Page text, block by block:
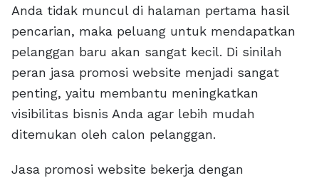
Anda tidak muncul di halaman pertama hasil
pencarian, maka peluang untuk mendapatkan
pelanggan baru akan sangat kecil. Di sinilah
peran jasa promosi website menjadi sangat
penting, yaitu membantu meningkatkan
visibilitas bisnis Anda agar lebih mudah
ditemukan oleh calon pelanggan.
Jasa promosi website bekerja dengan